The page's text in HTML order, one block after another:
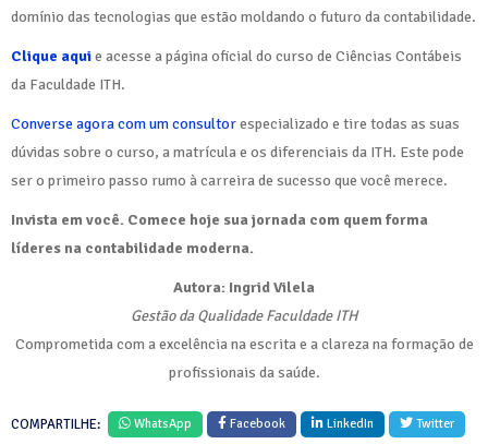
domínio das tecnologias que estão moldando o futuro da contabilidade.
Clique aquie acesse a página oficial do curso de Ciências Contábeis
da Faculdade ITH.
Converse agora com um consultorespecializado e tire todas as suas
dúvidas sobre o curso, a matrícula e os diferenciais da ITH. Este pode
ser o primeiro passo rumo à carreira de sucesso que você merece.
Invista em você. Comece hoje sua jornada com quem forma
líderes na contabilidade moderna.
Autora: Ingrid Vilela
Gestão da Qualidade Faculdade ITH
Comprometida com a excelência na escrita e a clareza na formação de
profissionais da saúde.
COMPARTILHE: WhatsApp Facebook LinkedIn Twitter